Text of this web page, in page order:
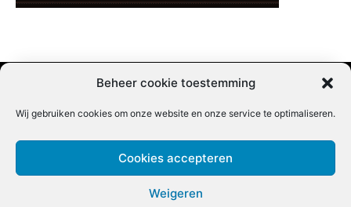
Beheer cookie toestemming
Wij gebruiken cookies om onze website en onze service te optimaliseren.
Cookies accepteren
Weigeren
Nieuwsbrief inschrijven | Partner content